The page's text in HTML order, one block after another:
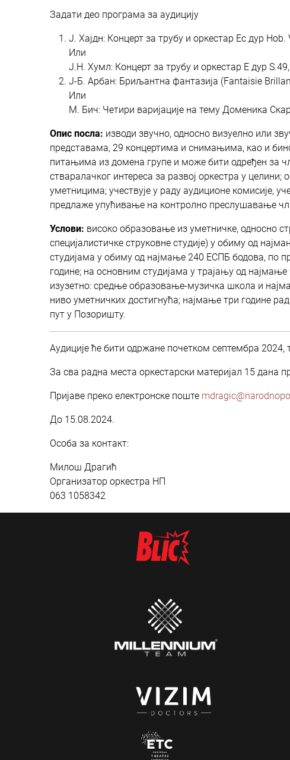
Задати део програма за аудицију
Ј. Хајдн: Концерт за трубу и оркестар Ес дур
Или
Ј.Н. Хумл: Концерт за трубу и оркестар Е дур
Ј-Б. Арбан: Бриљантна фантазија (Fantaisie
Или
М. Бич: Четири варијације на тему Доменика
Опис посла: изводи звучно, односно визуелно или
представама, 29 концертима и снимањима, као и
питањима из домена групе и може бити одређен за
стваралачког интереса за развој оркестра у целини;
уметницима; учествује у раду аудиционе комисије,
предлаже упућивање на контролно преслушавање
Услови: високо образовање из уметничке, односно
специјалистичке струковне студије) у обиму од
студијама у обиму од најмање 240 ЕСПБ бодова, по
године; на основним студијама у трајању од
изузетно: средње образовање-музичка школа и
ниво уметничких достигнућа; најмање три године
пут у Позоришту.
Аудиције ће бити одржане почетком септембра 2024,
За сва радна места оркестарски материјал 15 дана
Пријаве преко електронске поште
До 15.08.2024.
Особа за контакт:
Милош Драгић
Организатор оркестра НП
063 1058342